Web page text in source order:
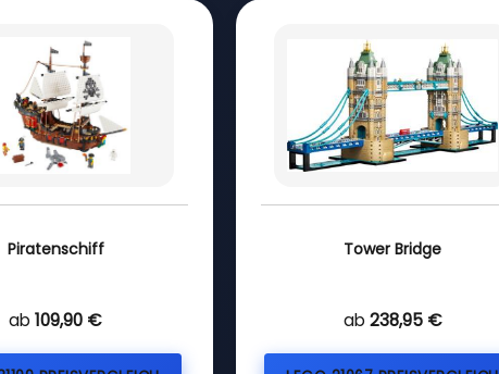
Piratenschiff
ab 109,90 €
Tower Bridge
ab 238,95 €